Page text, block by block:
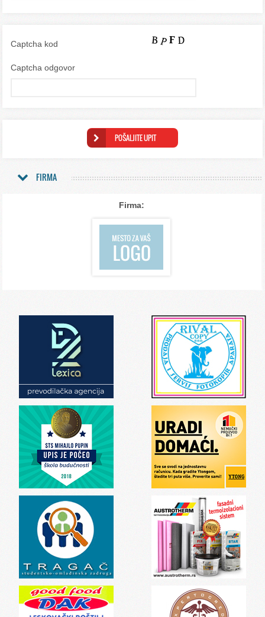
Captcha kod
Captcha odgovor
FIRMA
Firma: